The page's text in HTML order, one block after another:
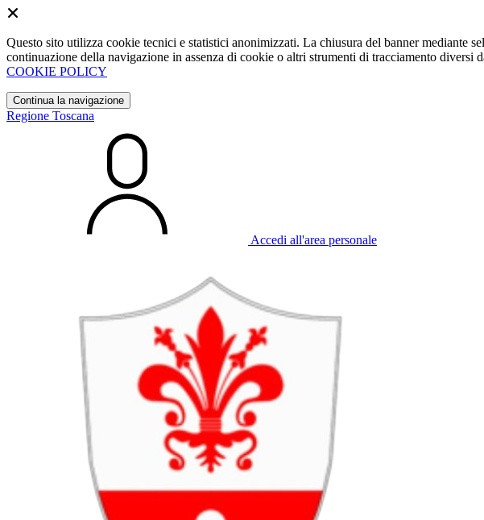
Questo sito utilizza cookie tecnici e statistici anonimizzati. La chiusura del banner mediante
continuazione della navigazione in assenza di cookie o altri strumenti di tracciamento diversi
COOKIE POLICY
Continua la navigazione
Regione Toscana
Accedi all'area personale